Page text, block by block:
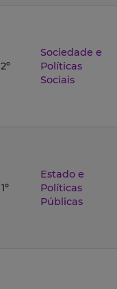
2º
Sociedade e
Políticas
Sociais
1º
Estado e
Políticas
Públicas